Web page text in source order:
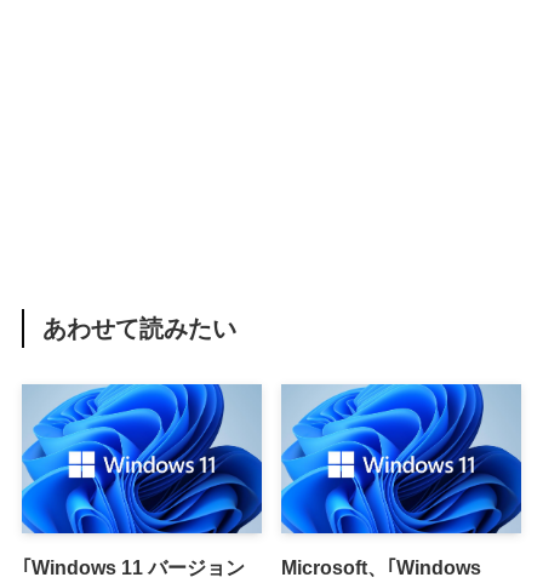
あわせて読みたい
｢Windows 11 バージョン
Microsoft、｢Windows